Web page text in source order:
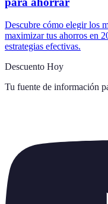
Descubre cómo elegir los
maximizar tus ahorros en
estrategias efectivas.
Descuento Hoy
Tu fuente de información